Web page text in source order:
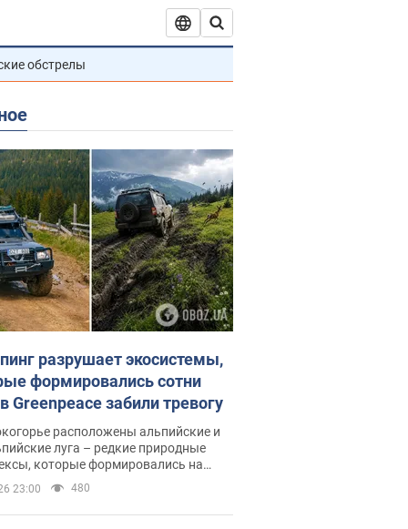
обстрелы
разрушает экосистемы,
формировались сотни
Greenpeace забили тревогу
расположены альпийские и
луга – редкие природные
которые формировались на
сотен лет
23:00 480